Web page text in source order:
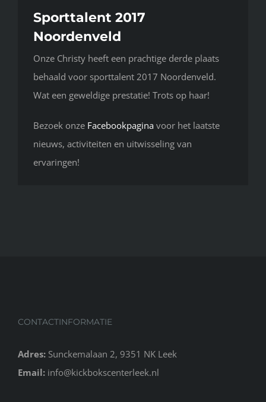
Sporttalent 2017
Noordenveld
Onze Christy heeft een prachtige derde plaats
behaald voor sporttalent 2017 Noordenveld.
Wat een geweldige prestatie! Trots op haar!
Bezoek onze Facebookpagina voor het laatste
nieuws, activiteiten en uitwisseling van
ervaringen!
CONTACTINFORMATIE
Adres: Sunckemalaan 2, 9351 NK Leek
Email: info@kickbokscenterleek.nl